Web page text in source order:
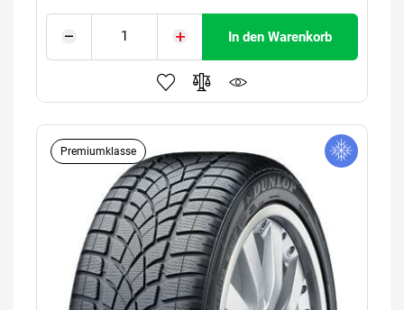
In den Warenkorb
Premiumklasse